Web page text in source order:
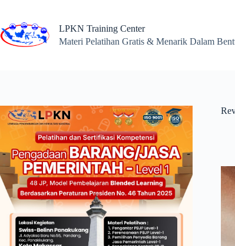
content
LPKN Training Center
Materi Pelatihan Gratis & Menarik Dalam